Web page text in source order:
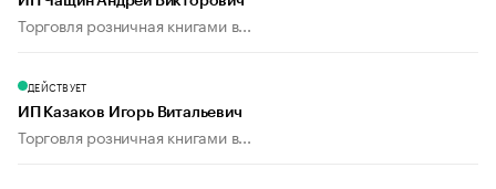
Торговля розничная книгами в...
ДЕЙСТВУЕТ
ИП Казаков Игорь Витальевич
Торговля розничная книгами в...